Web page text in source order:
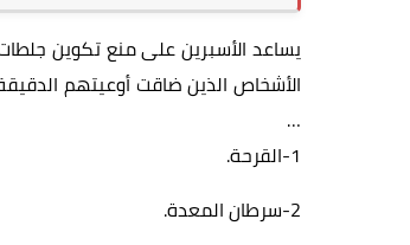
يساعد الأسبرين على منع تكوين
الأشخاص الذين ضاقت أوعيتهم
…
1-القرحة.
2-سرطان المعدة.